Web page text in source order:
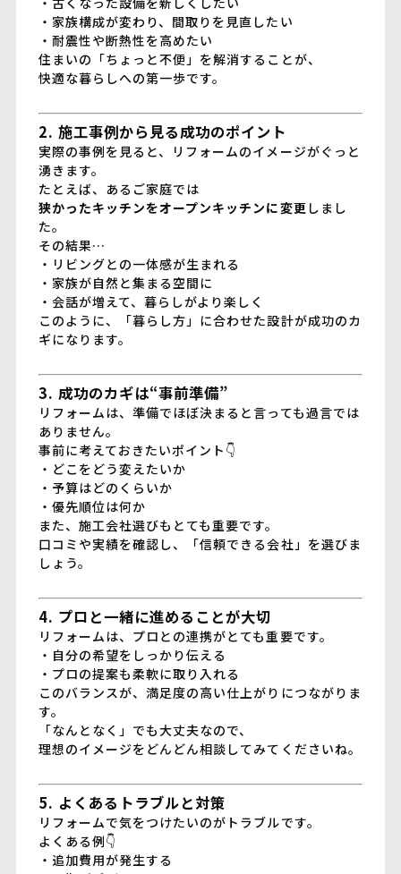
・家族構成が変わり、間取りを見直したい
・耐震性や断熱性を高めたい
住まいの「ちょっと不便」を解消することが、
快適な暮らしへの第一歩です。
2. 施工事例から見る成功のポイント
実際の事例を見ると、リフォームのイメージがぐっと
湧きます。
たとえば、あるご家庭では
狭かったキッチンをオープンキッチンに変更 しまし
た。
その結果…
・リビングとの一体感が生まれる
・家族が自然と集まる空間に
・会話が増えて、暮らしがより楽しく
このように、「暮らし方」に合わせた設計が成功のカ
ギになります。
3. 成功のカギは“事前準備”
リフォームは、準備でほぼ決まると言っても過言では
ありません。
事前に考えておきたいポイント👇
・どこをどう変えたいか
・予算はどのくらいか
・優先順位は何か
また、施工会社選びもとても重要です。
口コミや実績を確認し、「信頼できる会社」を選びま
しょう。
4. プロと一緒に進めることが大切
リフォームは、プロとの連携がとても重要です。
・自分の希望をしっかり伝える
・プロの提案も柔軟に取り入れる
このバランスが、満足度の高い仕上がりにつながりま
す。
「なんとなく」でも大丈夫なので、
理想のイメージをどんどん相談してみてくださいね。
5. よくあるトラブルと対策
リフォームで気をつけたいのがトラブルです。
よくある例👇
・追加費用が発生する